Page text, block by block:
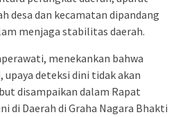
desa dan kecamatan dipandang
menjaga stabilitas daerah.
menekankan bahwa
deteksi dini tidak akan
disampaikan dalam Rapat
di Daerah di Graha Nagara Bhakti